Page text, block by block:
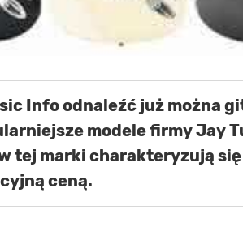
Info odnaleźć już można
modele firmy Jay
tej marki charakteryzują
ceną.